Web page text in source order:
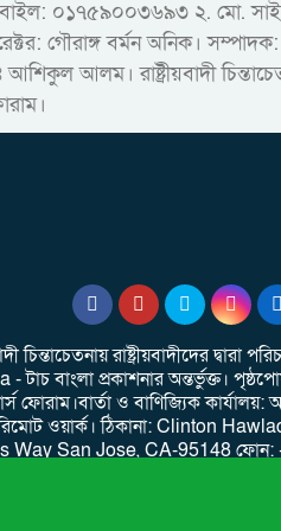
০১৭৫৯০০৩৬৯৩ ২. মো.
গৌরাঙ্গ বর্মন অনিক। সম্পাদক:
আলম। রাষ্ট্রীয়বাদী
চিন্তাচেতনায় রাষ্ট্রীয়বাদীদের দ্বারা
টাচ বাংলা প্রকাশনার অন্তর্ভুক্ত।
ফোরাম।বার্তা ও বাণিজ্যিক
ওয়ার্ক। ‎ঠিকানা: Clinton
Way San Jose, CA-95148